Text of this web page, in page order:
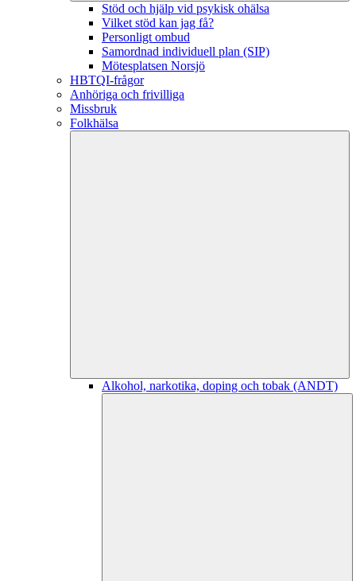
Stöd och hjälp vid psykisk ohälsa
Vilket stöd kan jag få?
Personligt ombud
Samordnad individuell plan (SIP)
Mötesplatsen Norsjö
HBTQI-frågor
Anhöriga och frivilliga
Missbruk
Folkhälsa
Alkohol, narkotika, doping och tobak (ANDT)